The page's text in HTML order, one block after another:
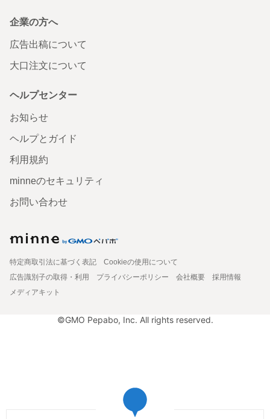
企業の方へ
広告出稿について
大口注文について
ヘルプセンター
お知らせ
ヘルプとガイド
利用規約
minneのセキュリティ
お問い合わせ
特定商取引法に基づく表記
Cookieの使用について
広告識別子の取得・利用
プライバシーポリシー 会社概要
採用情報
メディアキット
©GMO Pepabo, Inc. All rights reserved.